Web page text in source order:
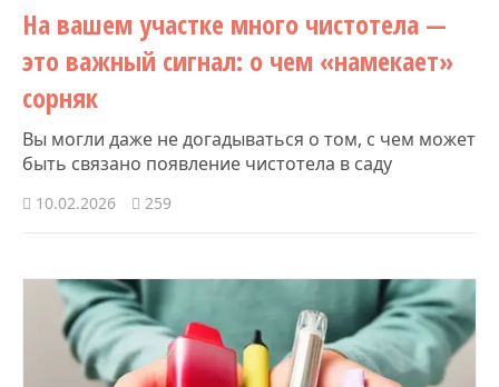
На вашем участке много чистотела —
это важный сигнал: о чем «намекает»
сорняк
Вы могли даже не догадываться о том, с чем может
быть связано появление чистотела в саду
10.02.2026 259